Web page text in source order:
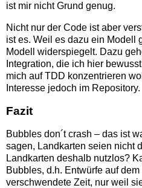
ist mir nicht Grund genug.
Nicht nur der Code ist aber
ist es. Weil es dazu ein Modell
Modell widerspiegelt. Dazu
Integration, die ich hier
mich auf TDD konzentrieren
Interesse jedoch im Repository.
Fazit
Bubbles don´t crash – das ist
sagen, Landkarten seien nicht
Landkarten deshalb nutzlos?
Bubbles, d.h. Entwürfe auf
verschwendete Zeit, nur weil